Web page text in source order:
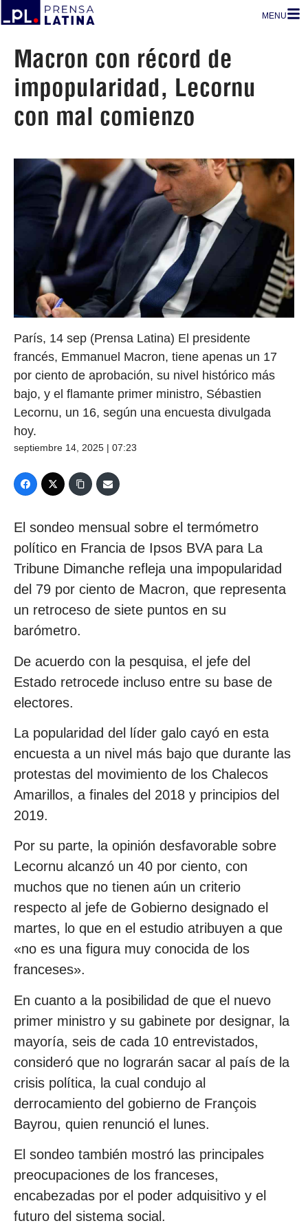
MENU
Macron con récord de
impopularidad, Lecornu
con mal comienzo
París, 14 sep (Prensa Latina) El presidente
francés, Emmanuel Macron, tiene apenas un 17
por ciento de aprobación, su nivel histórico más
bajo, y el flamante primer ministro, Sébastien
Lecornu, un 16, según una encuesta divulgada
hoy.
septiembre 14, 2025 | 07:23
El sondeo mensual sobre el termómetro
político en Francia de Ipsos BVA para La
Tribune Dimanche refleja una impopularidad
del 79 por ciento de Macron, que representa
un retroceso de siete puntos en su
barómetro.
De acuerdo con la pesquisa, el jefe del
Estado retrocede incluso entre su base de
electores.
La popularidad del líder galo cayó en esta
encuesta a un nivel más bajo que durante las
protestas del movimiento de los Chalecos
Amarillos, a finales del 2018 y principios del
2019.
Por su parte, la opinión desfavorable sobre
Lecornu alcanzó un 40 por ciento, con
muchos que no tienen aún un criterio
respecto al jefe de Gobierno designado el
martes, lo que en el estudio atribuyen a que
«no es una figura muy conocida de los
franceses».
En cuanto a la posibilidad de que el nuevo
primer ministro y su gabinete por designar, la
mayoría, seis de cada 10 entrevistados,
consideró que no lograrán sacar al país de la
crisis política, la cual condujo al
derrocamiento del gobierno de François
Bayrou, quien renunció el lunes.
El sondeo también mostró las principales
preocupaciones de los franceses,
encabezadas por el poder adquisitivo y el
futuro del sistema social.